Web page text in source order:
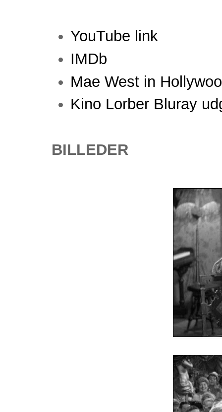
YouTube link
IMDb
Mae West in
Kino Lorber Bluray
BILLEDER